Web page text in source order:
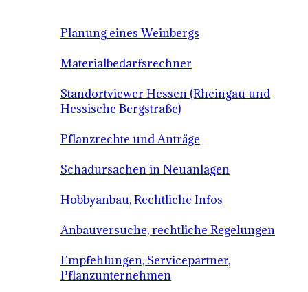
Planung eines Weinbergs
Materialbedarfsrechner
Standortviewer Hessen (Rheingau und
Hessische Bergstraße)
Pflanzrechte und Anträge
Schadursachen in Neuanlagen
Hobbyanbau, Rechtliche Infos
Anbauversuche, rechtliche Regelungen
Empfehlungen, Servicepartner,
Pflanzunternehmen